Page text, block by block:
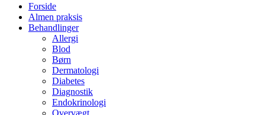
Forside
Almen praksis
Behandlinger
Allergi
Blod
Børn
Dermatologi
Diabetes
Diagnostik
Endokrinologi
Overvægt